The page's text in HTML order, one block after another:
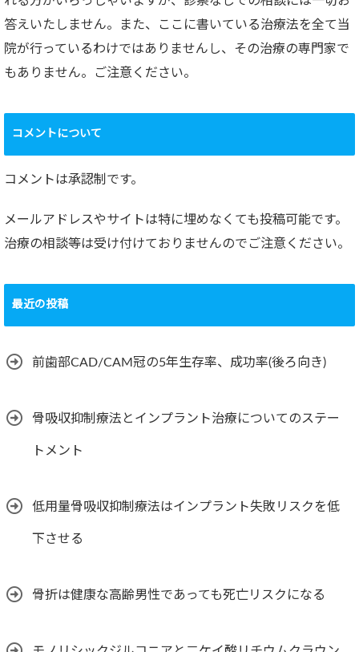
答えいたしません。また、ここに書いている治療法を全て当
院が行っているわけではありませんし、その治療の専門家で
もありません。ご注意ください。
コメントについて
コメントは承認制です。
メールアドレスやサイトは特に埋めなくても投稿可能です。
治療の相談等は受け付けておりませんのでご注意ください。
最近の投稿
前歯部CAD/CAM冠の5年生存率、成功率(後ろ向き)
骨吸収抑制療法とインプラント治療についてのステー
トメント
低用量骨吸収抑制療法はインプラント失敗リスクを低
下させる
骨折は健康な高齢男性であっても死亡リスクになる